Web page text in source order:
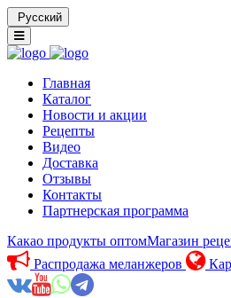
Русский
Главная
Каталог
Новости и акции
Рецепты
Видео
Доставка
Отзывы
Контакты
Партнерская программа
Какао продукты оптомМагазин
Распродажа меланжеров